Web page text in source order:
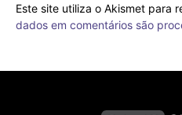
Este site utiliza o Akismet para
dados em comentários são